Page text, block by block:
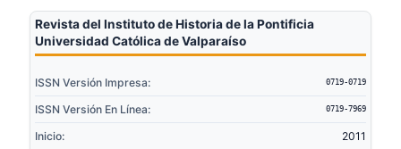
Revista del Instituto de Historia de la Pontificia
Universidad Católica de Valparaíso
ISSN Versión Impresa: 0719-0719
ISSN Versión En Línea: 0719-7969
Inicio:
2011